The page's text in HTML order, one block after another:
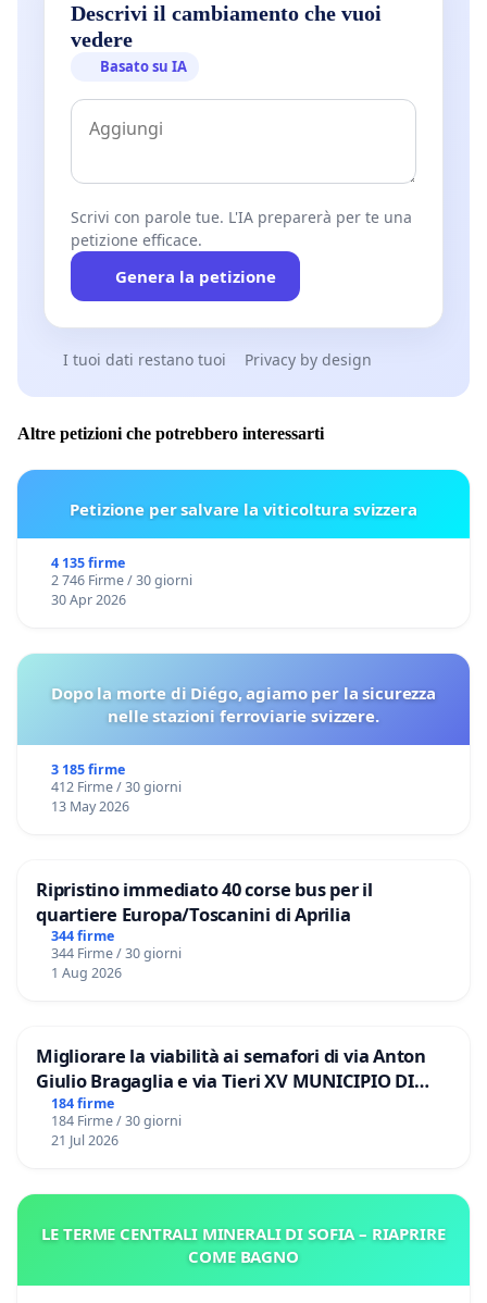
Descrivi il cambiamento che vuoi
vedere
Basato su IA
Scrivi con parole tue. L'IA preparerà per te una
petizione efficace.
Genera la petizione
I tuoi dati restano tuoi Privacy by design
Altre petizioni che potrebbero interessarti
Petizione per salvare la viticoltura svizzera
4 135 firme
2 746 Firme / 30 giorni
30 Apr 2026
Dopo la morte di Diégo, agiamo per la sicurezza
nelle stazioni ferroviarie svizzere.
3 185 firme
412 Firme / 30 giorni
13 May 2026
Ripristino immediato 40 corse bus per il
quartiere Europa/Toscanini di Aprilia
344 firme
344 Firme / 30 giorni
1 Aug 2026
Migliorare la viabilità ai semafori di via Anton
Giulio Bragaglia e via Tieri XV MUNICIPIO DI
ROMA
184 firme
184 Firme / 30 giorni
21 Jul 2026
LE TERME CENTRALI MINERALI DI SOFIA – RIAPRIRE
COME BAGNO